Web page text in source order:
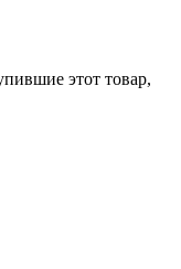
этот товар,